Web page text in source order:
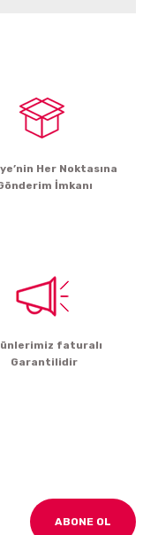
Her Noktasına
İmkanı
faturalı
Garantilidir
ABONE OL